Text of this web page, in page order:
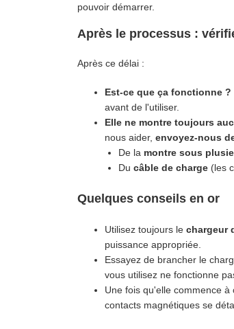
pouvoir démarrer.
Après le processus :
Après ce délai :
Est-ce que ça fonctionne ?
avant de l'utiliser.
Elle ne montre toujours
nous aider,envoyez-nous
De la montre sous
Ducâble de charge (les
Quelques conseils en or
Utilisez toujours lechargeur
puissance appropriée.
Essayez de brancher le
vous utilisez ne fonctionne
Une fois qu'elle commence à
contacts magnétiques se